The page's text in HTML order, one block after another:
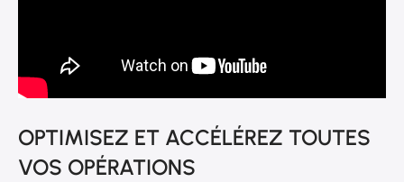
OPTIMISEZ ET ACCÉLÉREZ TOUTES
VOS OPÉRATIONS